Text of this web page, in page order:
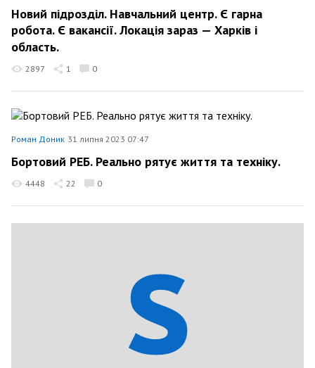
Новий підрозділ. Навчальний центр. Є гарна
робота. Є вакансії. Локація зараз — Харків і
область.
2897 1 0
Роман Доник 31 липня 2023 07:47
Бортовий РЕБ. Реально рятує життя та техніку.
4448 22 0